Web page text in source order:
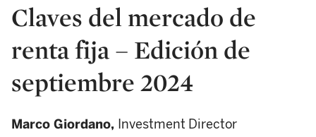
Claves del mercado de
renta fija – Edición de
septiembre 2024
Marco Giordano, Investment Director